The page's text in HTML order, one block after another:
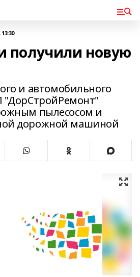
получили новую
и автомобильного
"ДорСтройРемонт"
пылесосом и
дорожной машиной